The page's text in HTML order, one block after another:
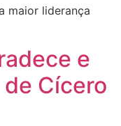
maior liderança
e
Cícero